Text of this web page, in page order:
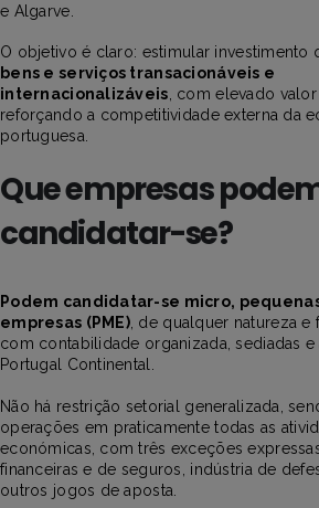
e Algarve.
O objetivo é claro: estimular investimento
bens e serviços transacionáveis e
internacionalizáveis, com elevado
reforçando a competitividade externa da
portuguesa.
Que empresas
candidatar-se?
Podem candidatar-se micro,
empresas (PME), de qualquer natureza e
com contabilidade organizada, sediadas e
Portugal Continental.
Não há restrição setorial generalizada,
operações em praticamente todas as
económicas, com três exceções
financeiras e de seguros, indústria de
outros jogos de aposta.